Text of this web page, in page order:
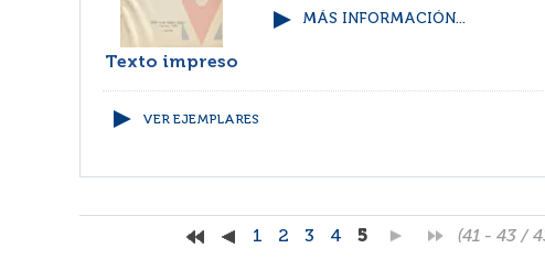
Texto impreso
MÁS INFORMACIÓN...
VER EJEMPLARES
1 2 3 4 5 (41 - 43 /